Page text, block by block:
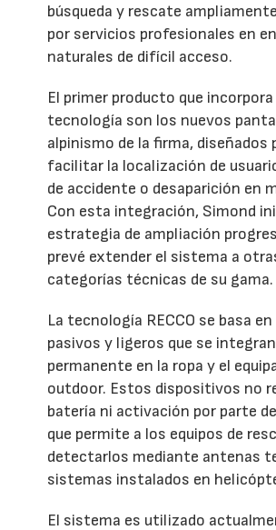
búsqueda y rescate
por servicios profesionales en
naturales de difícil acceso.
El primer producto que
tecnología son los nuevos
alpinismo de la firma, diseñados
facilitar la localización de
de accidente o desaparición en
Con esta integración, Simond
estrategia de ampliación
prevé extender el sistema a
categorías técnicas de su gama.
La tecnología RECCO se basa
pasivos y ligeros que se
permanente en la ropa y el
outdoor. Estos dispositivos no
batería ni activación por parte
que permite a los equipos de
detectarlos mediante antenas
sistemas instalados en
El sistema es utilizado